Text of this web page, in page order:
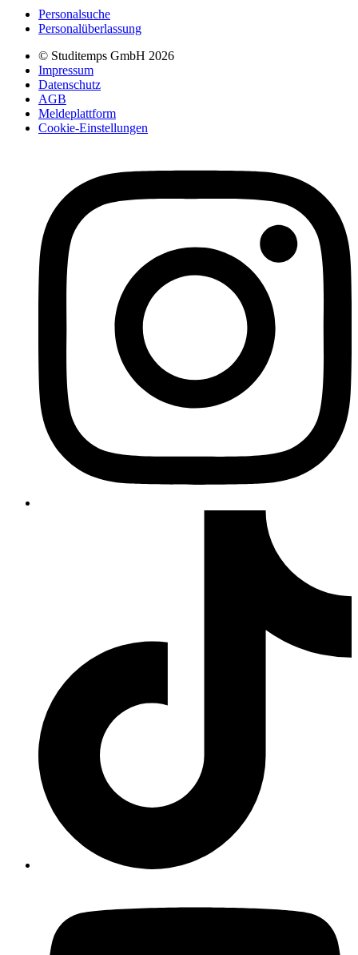
Personalsuche
Personalüberlassung
© Studitemps GmbH 2026
Impressum
Datenschutz
AGB
Meldeplattform
Cookie-Einstellungen